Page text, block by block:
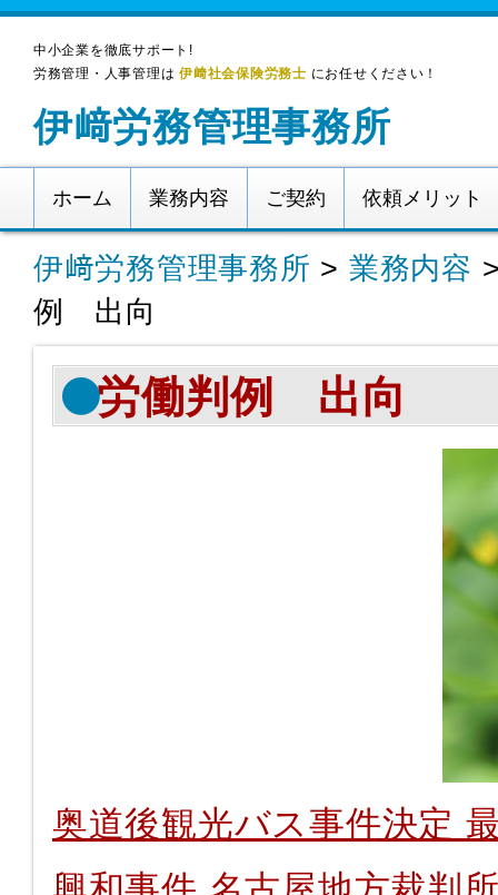
中小企業を徹底サポート!
労務管理・人事管理は伊﨑社会保険労務士 にお任せください！
伊﨑労務管理事務所
ホーム 業務内容 ご契約 依頼メリット
伊﨑労務管理事務所 > 業務内容
例 出向
労働判例 出向
奥道後観光バス事件決定